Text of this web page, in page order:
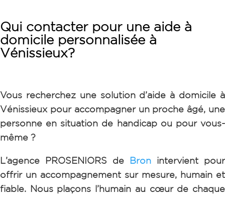
Qui contacter pour une aide à
domicile personnalisée à
Vénissieux?
Vous recherchez une solution d’aide à domicile à
Vénissieux pour accompagner un proche âgé, une
personne en situation de handicap ou pour vous-
même ?
L’agence PROSENIORS de Bron intervient pour
offrir un accompagnement sur mesure, humain et
fiable. Nous plaçons l’humain au cœur de chaque